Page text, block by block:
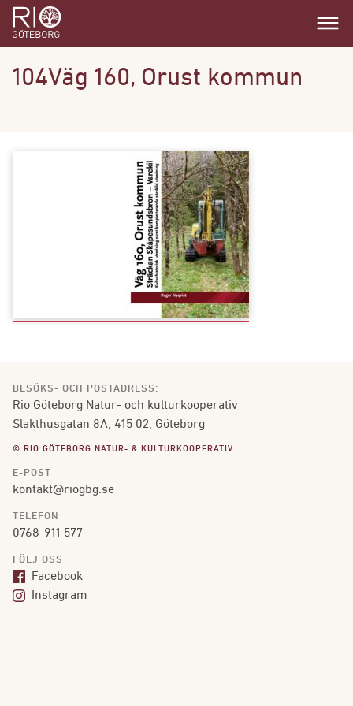
dehaze
104Väg 160, Orust kommun
BESÖKS- OCH POSTADRESS:
Rio Göteborg Natur- och kulturkooperativ
Slakthusgatan 8A, 415 02, Göteborg
© RIO GÖTEBORG NATUR- & KULTURKOOPERATIV
E-POST
kontakt@riogbg.se
TELEFON
0768-911 577
FÖLJ OSS
Facebook
Instagram